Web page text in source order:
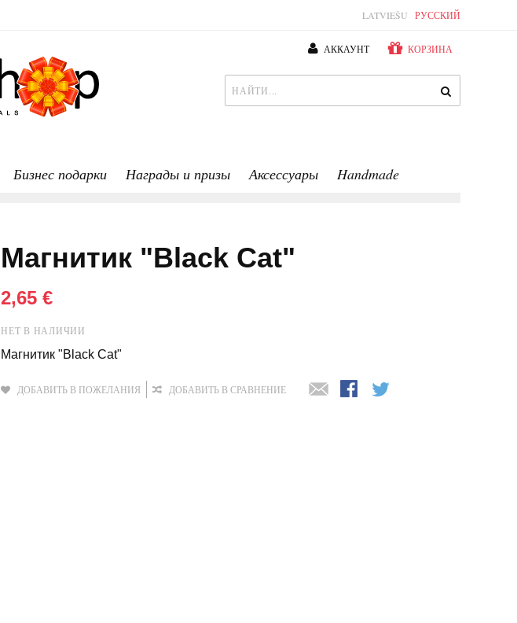
LATVIEŠU РУССКИЙ
АККАУНТ КОРЗИНА
Бизнес подарки Награды и призы Аксессуары Handmade
Магнитик "Black Cat"
2,65 €
НЕТ В НАЛИЧИИ
Магнитик "Black Cat"
ДОБАВИТЬ В ПОЖЕЛАНИЯ ДОБАВИТЬ В СРАВНЕНИЕ